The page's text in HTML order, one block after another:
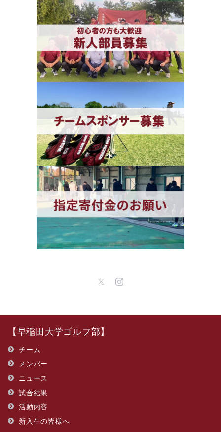
【早稲田大学ゴルフ部】
チーム
メンバー
ニュース
試合結果
活動内容
新入生の皆様へ